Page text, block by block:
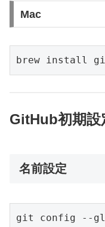
Mac
brew install
GitHub初期設
名前設定
git config --